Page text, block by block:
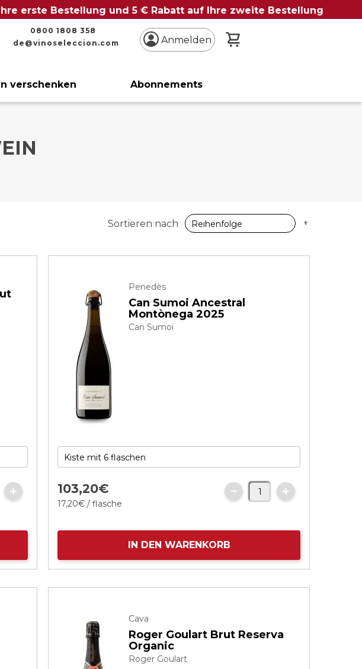
erste Bestellung und 5 € Rabatt auf Ihre zweite Bestellung
0800 1808 358
de@vinoseleccion.com
Anmelden
verschenken Abonnements
Sortieren nach
Penedès
Can Sumoi Ancestral
Montònega 2025
Can Sumoi
103,20€
17,20€ / flasche
IN DEN WARENKORB
Cava
Roger Goulart Brut Reserva
Organic
Roger Goulart